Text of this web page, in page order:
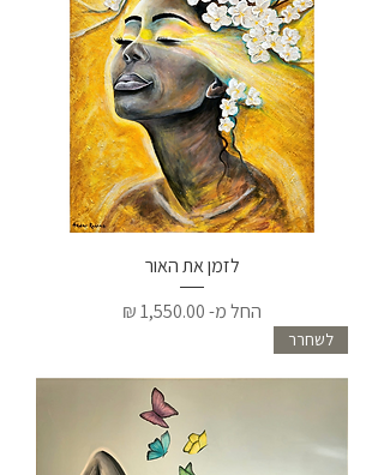
לזמן את האור
החל מ-
מחיר מבצע
לשחרר